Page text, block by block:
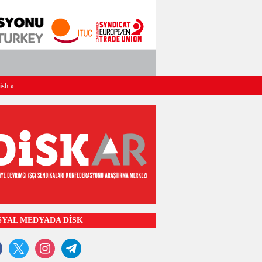
»
MEDYADA DİSK
x instagramtelegram